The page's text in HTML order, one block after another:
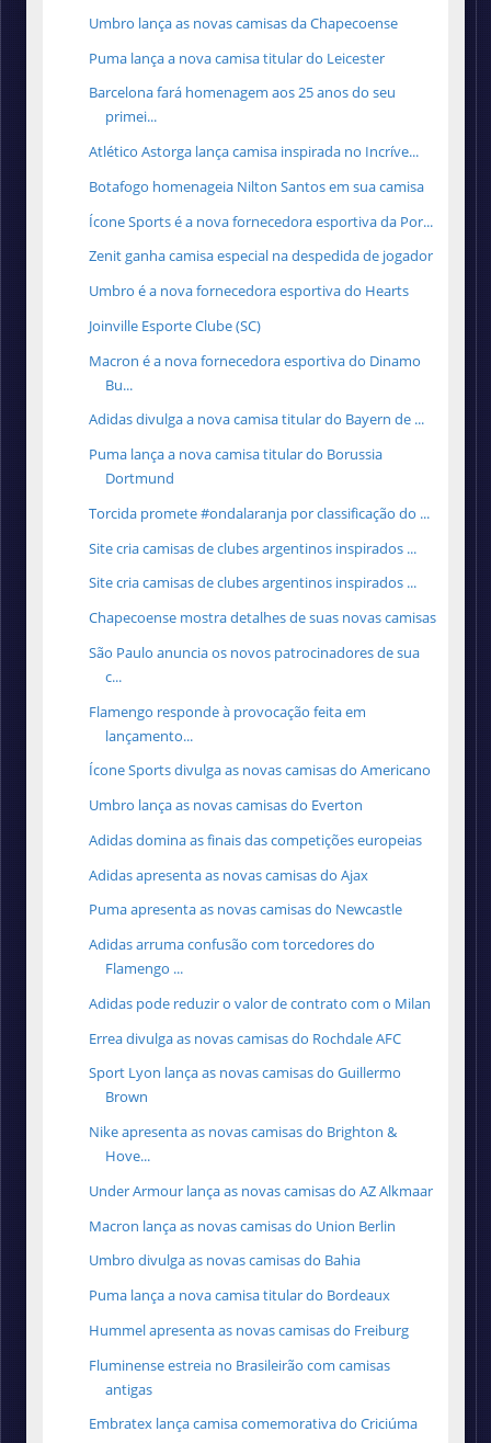
Umbro lança as novas camisas da Chapecoense
Puma lança a nova camisa titular do Leicester
Barcelona fará homenagem aos 25 anos do seu
primei...
Atlético Astorga lança camisa inspirada no Incríve...
Botafogo homenageia Nilton Santos em sua camisa
Ícone Sports é a nova fornecedora esportiva da Por...
Zenit ganha camisa especial na despedida de jogador
Umbro é a nova fornecedora esportiva do Hearts
Joinville Esporte Clube (SC)
Macron é a nova fornecedora esportiva do Dinamo
Bu...
Adidas divulga a nova camisa titular do Bayern de ...
Puma lança a nova camisa titular do Borussia
Dortmund
Torcida promete #ondalaranja por classificação do ...
Site cria camisas de clubes argentinos inspirados ...
Site cria camisas de clubes argentinos inspirados ...
Chapecoense mostra detalhes de suas novas camisas
São Paulo anuncia os novos patrocinadores de sua
c...
Flamengo responde à provocação feita em
lançamento...
Ícone Sports divulga as novas camisas do Americano
Umbro lança as novas camisas do Everton
Adidas domina as finais das competições europeias
Adidas apresenta as novas camisas do Ajax
Puma apresenta as novas camisas do Newcastle
Adidas arruma confusão com torcedores do
Flamengo ...
Adidas pode reduzir o valor de contrato com o Milan
Errea divulga as novas camisas do Rochdale AFC
Sport Lyon lança as novas camisas do Guillermo
Brown
Nike apresenta as novas camisas do Brighton &
Hove...
Under Armour lança as novas camisas do AZ Alkmaar
Macron lança as novas camisas do Union Berlin
Umbro divulga as novas camisas do Bahia
Puma lança a nova camisa titular do Bordeaux
Hummel apresenta as novas camisas do Freiburg
Fluminense estreia no Brasileirão com camisas
antigas
Embratex lança camisa comemorativa do Criciúma